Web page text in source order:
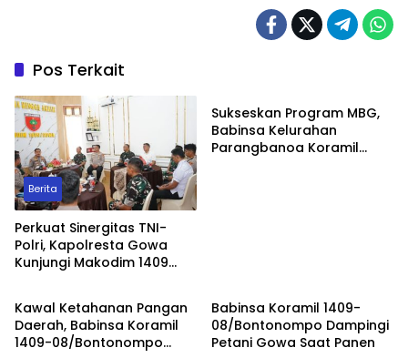
Pos Terkait
Berita
Perkuat Sinergitas TNI-
Polri, Kapolresta Gowa
Kunjungi Makodim 1409
Sukseskan Program MBG,
Babinsa Kelurahan
Parangbanoa Koramil
Berita
Kawal Ketahanan Pangan
Daerah, Babinsa Koramil
1409-08/Bontonompo
Babinsa Koramil 1409-
08/Bontonompo Dampingi
Petani Gowa Saat Panen
Daerah Berita